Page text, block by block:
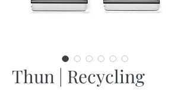
Thun | Recycling